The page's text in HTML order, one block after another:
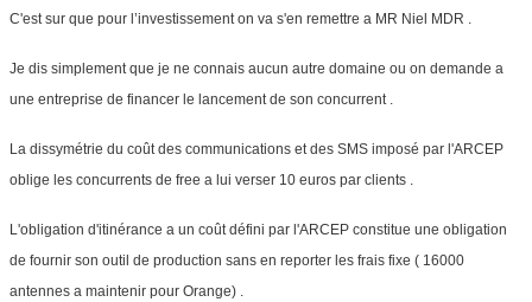
C'est sur que pour l’investissement on va s'en remettre a MR Niel MDR .
Je dis simplement que je ne connais aucun autre domaine ou on demande a
une entreprise de financer le lancement de son concurrent .
La dissymétrie du coût des communications et des SMS imposé par l'ARCEP
oblige les concurrents de free a lui verser 10 euros par clients .
L'obligation d'itinérance a un coût défini par l'ARCEP constitue une obligation
de fournir son outil de production sans en reporter les frais fixe ( 16000
antennes a maintenir pour Orange) .